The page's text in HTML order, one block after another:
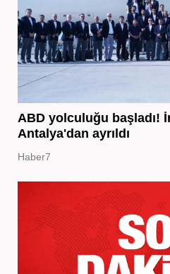
ABD yolculuğu başladı!
Antalya'dan ayrıldı
Haber7